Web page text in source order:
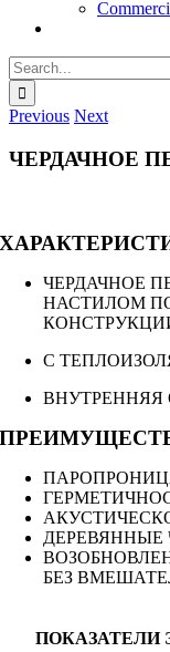
Search
for:
Previous Next
ЧЕРДАЧНОЕ
ЧЕРДАЧНОЕ
НАСТИЛОМ
С
ВНУТРЕННЯЯ
ДЕРЕВЯННЫЕ
БЕЗ
ПОКАЗАТЕЛИ